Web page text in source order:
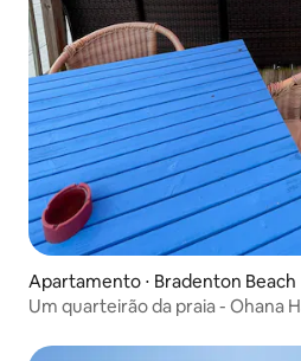
Apartamento ⋅ Bradenton Beach
Um quarteirão da praia - Ohana